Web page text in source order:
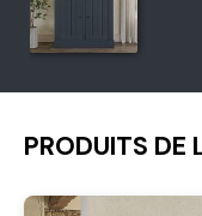
PRODUITS DE